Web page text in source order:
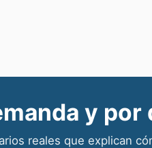
y
reales que explican